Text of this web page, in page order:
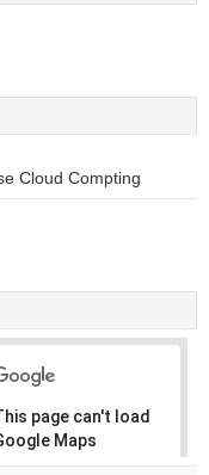
Cloud Compting
page can't load
Maps